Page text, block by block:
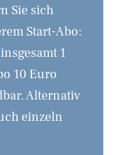
Sie sich
Start-Abo:
1
10 Euro
Alternativ
einzeln